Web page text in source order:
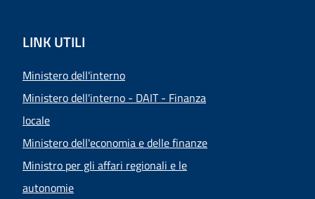
LINK UTILI
Ministero dell'interno
Ministero dell'interno - DAIT - Finanza
locale
Ministero dell'economia e delle finanze
Ministro per gli affari regionali e le
autonomie